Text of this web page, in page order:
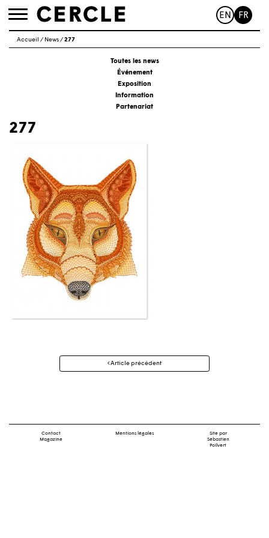
Toggle
EN FR
Accueil / News/277
Toutes les news
Événement
Exposition
Information
Partenariat
277
Navigation
Article précédent
Contact
Magazine
Mentions légales
Site par
Sébastien
Poilvert